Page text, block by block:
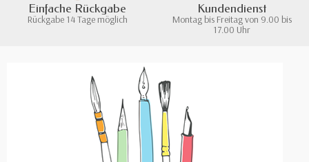
Einfache Rückgabe
Rückgabe 14 Tage möglich
Kundendienst
Montag bis Freitag von 9.00 bis
17.00 Uhr